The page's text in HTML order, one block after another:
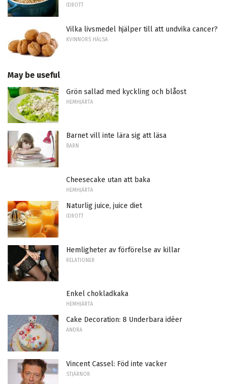
IDROTT
Vilka livsmedel hjälper till att undvika cancer?
KVINNORS HÄLSA
May be useful
Grön sallad med kyckling och blåost
HEMHJÄRTA
Barnet vill inte lära sig att läsa
BARN
Cheesecake utan att baka
HEMHJÄRTA
Naturlig juice, juice diet
IDROTT
Hemligheter av förförelse av killar
RELATIONER
Enkel chokladkaka
HEMHJÄRTA
Cake Decoration: 8 Underbara idéer
ANDRA
Vincent Cassel: Föd inte vacker
STJÄRNOR